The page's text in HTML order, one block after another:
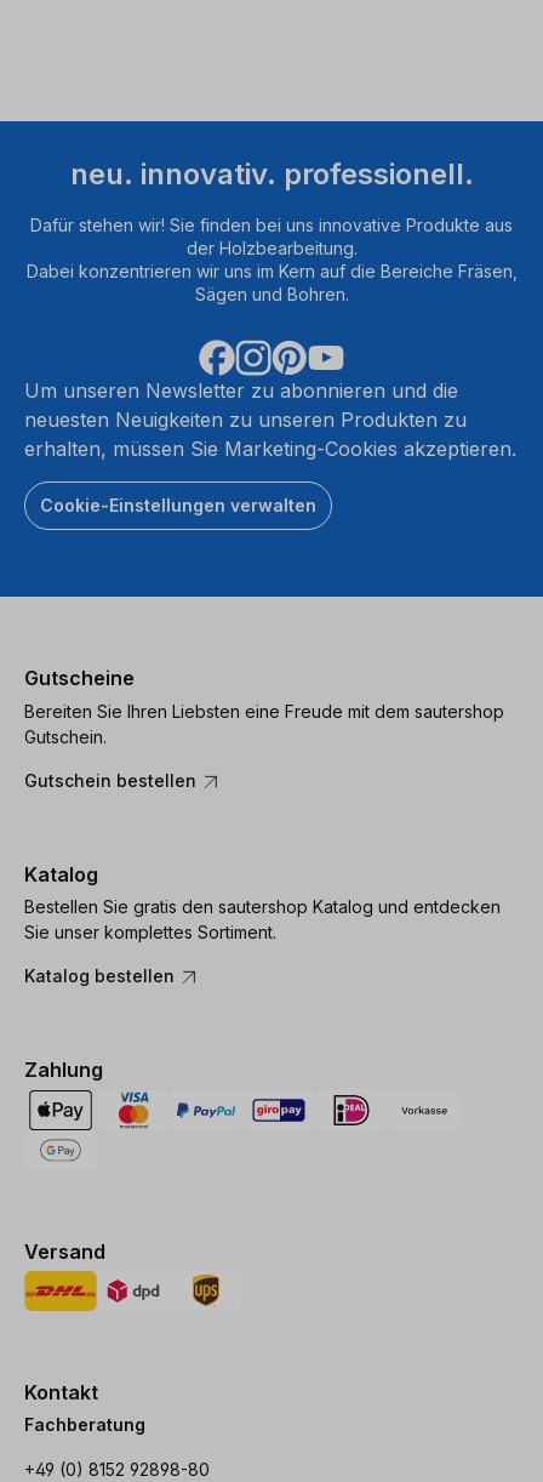
des
Service
zu,
dieses
Mehr
Informationen
Akzeptieren
powered
by
neu. innovativ. professionell.
Dafür stehen wir! Sie finden bei uns innovative Produkte aus
der Holzbearbeitung.
Dabei konzentrieren wir uns im Kern auf die Bereiche Fräsen,
Sägen und Bohren.
Um unseren Newsletter zu abonnieren und die
neuesten Neuigkeiten zu unseren Produkten zu
erhalten, müssen Sie Marketing-Cookies akzeptieren.
Cookie-Einstellungen verwalten
Gutscheine
Bereiten Sie Ihren Liebsten eine Freude mit dem sautershop
Gutschein.
Gutschein bestellen
Katalog
Bestellen Sie gratis den sautershop Katalog und entdecken
Sie unser komplettes Sortiment.
Katalog bestellen
Zahlung
Versand
Kontakt
Fachberatung
+49 (0) 8152 92898-80